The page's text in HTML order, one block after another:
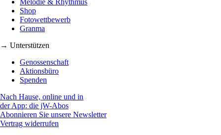
Melodie & Rhythmus
Shop
Fotowettbewerb
Granma
→ Unterstützen
Genossenschaft
Aktionsbüro
Spenden
Nach Hause, online und in
der App: die jW-Abos
Abonnieren Sie unsere Newsletter
Vertrag widerrufen